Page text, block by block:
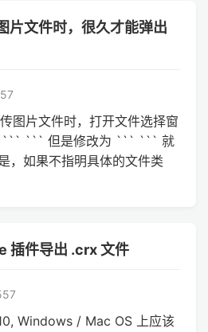
片文件时，很久才能弹出
图片文件时，打开文件选择窗
``` ``` 但是修改为 ``` ``` 就
，如果不指明具体的文件类
插件导出 .crx 文件
Windows / Mac OS 上应该